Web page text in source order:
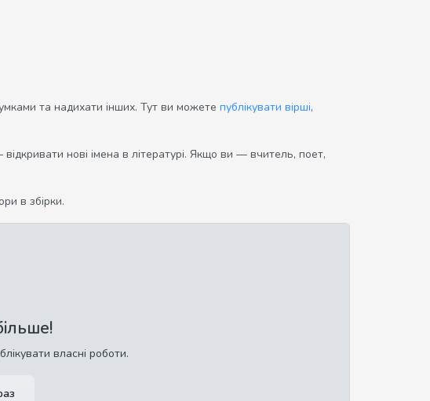
та надихати інших. Тут ви можете публікувати вірші,
нові імена в літературі. Якщо ви — вчитель, поет,
в збірки.
власні роботи.